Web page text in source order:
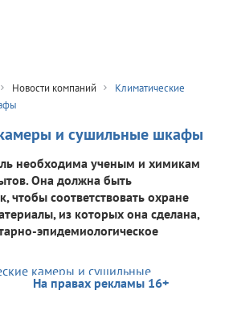
Новости компаний
Климатические
и сушильные шкафы
необходима ученым и химикам
Она должна быть
чтобы соответствовать охране
из которых она сделана,
эпидемиологическое
На правах рекламы 16+